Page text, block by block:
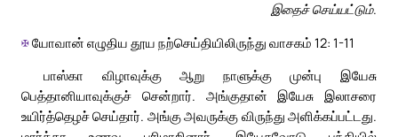
இதைச் செய்யட்டும்.
✠யோவான் எழுதிய தூய நற்செய்தியிலிருந்து வாசகம் 12: 1-11
பாஸ்கா விழாவுக்கு ஆறு நாளுக்கு முன்பு இயேசு
பெத்தானியாவுக்குச் சென்றார். அங்குதான் இயேசு இலாசரை
உயிர்த்தெழச் செய்தார். அங்கு அவருக்கு விருந்து அளிக்கப்பட்டது.